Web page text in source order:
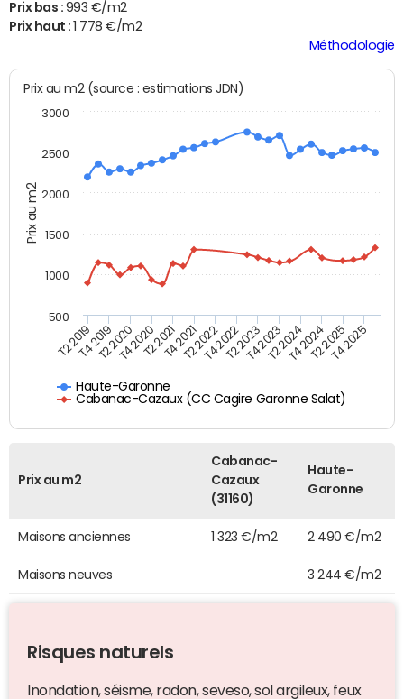
Prix bas : 993 €/m2
Prix haut :
1 778 €/m2
Méthodologie
Prix au m2
Prix au m2 (source : estimations JDN)
Haute-Garonne
Cabanac-Cazaux (CC Cagire Garonne Salat)
T2 2019T4 2019T2 2020T4 2020T2 2021T4 2021T2 2022T4 2022T2 2023T4 2023T2 2024T4 2024T2 2025T4 2025
500
1000
1500
2000
2500
3000
Prix au m2
Cabanac-
Cazaux
(31160)
Haute-
Garonne
Maisons anciennes 1 323 €/m2 2 490 €/m2
Maisons neuves 3 244 €/m2
Risques naturels
Inondation, séisme, radon, seveso, sol argileux, feux